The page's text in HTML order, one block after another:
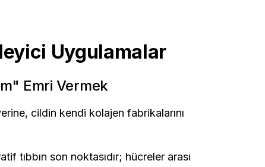
Uygulamalar
Emri Vermek
cildin kendi kolajen fabrikalarını
tıbbın son noktasıdır; hücreler arası